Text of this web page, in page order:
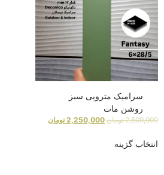
سرامیک مترویی سبز
روشن مات
2,500,000 تومان 2,250,000 تومان
انتخاب گزینه